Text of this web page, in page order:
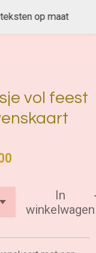
op maat
vol feest
In
winkelwagen